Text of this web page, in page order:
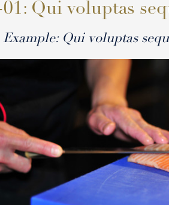
01: Qui voluptas
Example: Qui voluptas